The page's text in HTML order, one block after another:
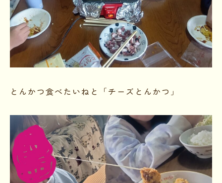
とんかつ食べたいねと「チーズとんかつ」